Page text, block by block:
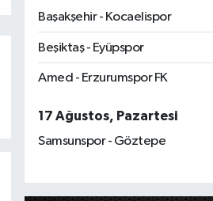
Başakşehir - Kocaelispor
Beşiktaş - Eyüpspor
Amed - Erzurumspor FK
17 Ağustos, Pazartesi
Samsunspor - Göztepe